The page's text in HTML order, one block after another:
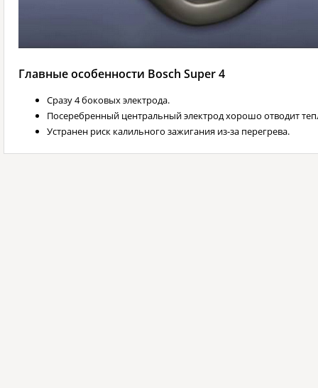
Главные особенности Bosch Super 4
Сразу 4 боковых электрода.
Посеребренный центральный электрод хорошо отводит
Устранен риск калильного зажигания из-за перегрева.